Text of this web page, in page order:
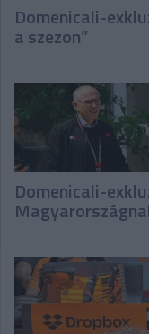
Domenicali-
a szezon”
Domenicali-